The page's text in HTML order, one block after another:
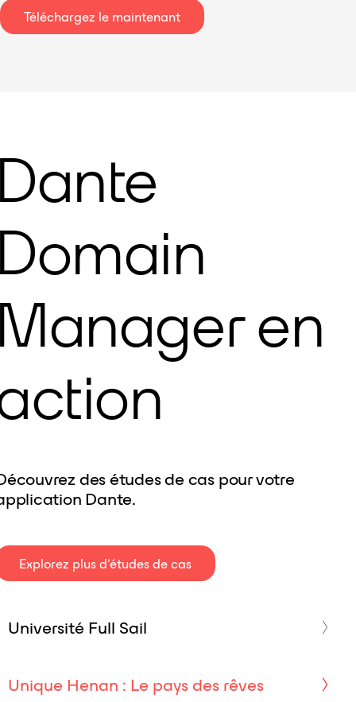
Téléchargez le maintenant
en
des études de cas pour votre
Dante.
Explorez plus d’études de cas
Université Full Sail
Unique Henan : Le pays des rêves